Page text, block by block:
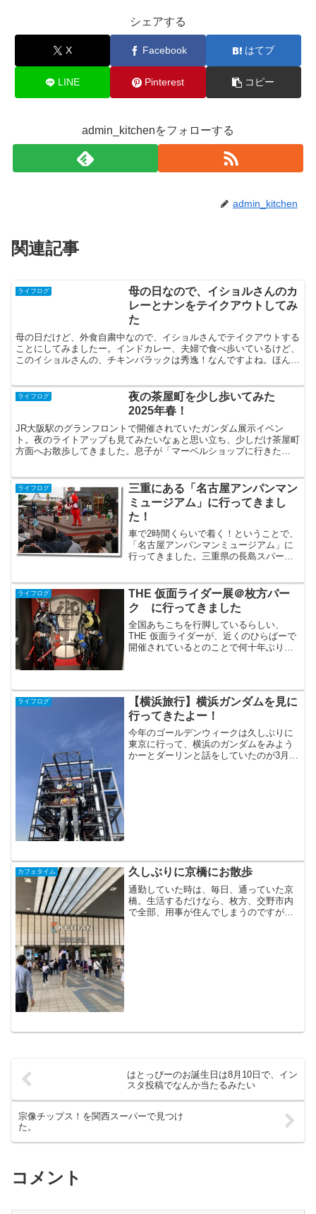
シェアする
X Facebook はてブ
LINE Pinterest コピー
admin_kitchenをフォローする
admin_kitchen
関連記事
ライフログ
母の日なので、イショルさんのカ
レーとナンをテイクアウトしてみ
た
母の日だけど、外食自粛中なので、イショルさんでテイクアウトする
ことにしてみましたー。インドカレー、夫婦で食べ歩いているけど、
このイショルさんの、チキンパラックは秀逸！なんですよね。ほんま
ライフログ
夜の茶屋町を少し歩いてみた
2025年春！
JR大阪駅のグランフロントで開催されていたガンダム展示イベン
ト。夜のライトアップも見てみたいなぁと思い立ち、少しだけ茶屋町
方面へお散歩してきました。息子が「マーベルショップに行きた
ライフログ
三重にある「名古屋アンパンマン
ミュージアム」に行ってきまし
た！
車で2時間くらいで着く！ということで、
「名古屋アンパンマンミュージアム」に
行ってきました。三重県の長島スパーラ
ライフログ
THE 仮面ライダー展＠枚方パー
ク に行ってきました
全国あちこちを行脚しているらしい、
THE 仮面ライダーが、近くのひらぱーで
開催されているとのことで何十年ぶりか
るんだけど、駐車場が...
ライフログ
【横浜旅行】横浜ガンダムを見に
行ってきたよー！
今年のゴールデンウィークは久しぶりに
東京に行って、横浜のガンダムをみよう
かーとダーリンと話をしていたのが3月の
カフェタイム 久しぶりに京橋にお散歩
通勤していた時は、毎日、通っていた京
橋。生活するだけなら、枚方、交野市内
で全部、用事が住んでしまうのですが先
はとっぴーのお誕生日は8月10日で、イン
スタ投稿でなんか当たるみたい
宗像チップス！を関西スーパーで見つけ
た。
コメント